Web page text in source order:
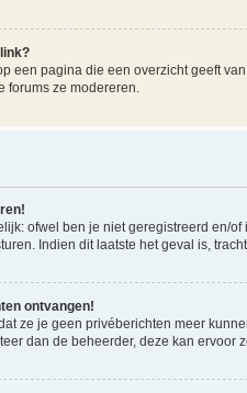
een pagina die een overzicht geeft
ze modereren.
ofwel ben je niet geregistreerd en/
Indien dit laatste het geval is,
ontvangen!
ze je geen privéberichten meer
dan de beheerder, deze kan ervoor